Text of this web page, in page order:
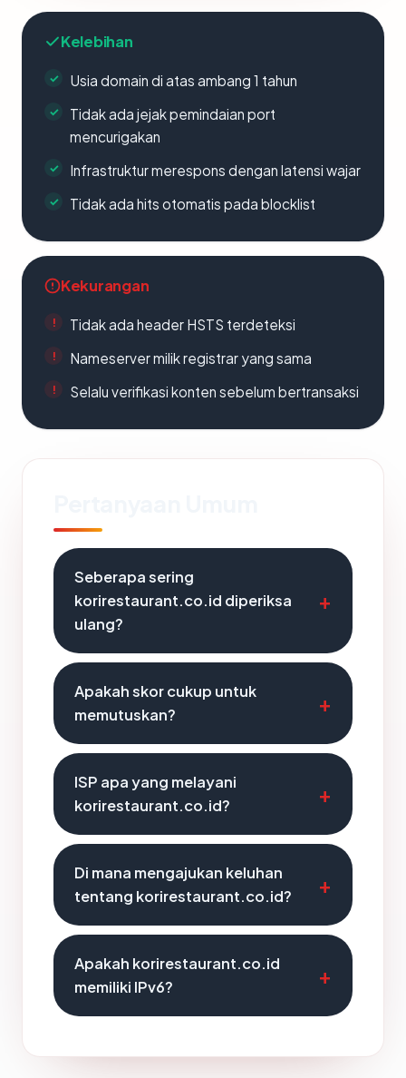
Kelebihan
Usia domain di atas ambang 1 tahun
Tidak ada jejak pemindaian port
mencurigakan
Infrastruktur merespons dengan latensi wajar
Tidak ada hits otomatis pada blocklist
Kekurangan
Tidak ada header HSTS terdeteksi
Nameserver milik registrar yang sama
Selalu verifikasi konten sebelum bertransaksi
Seberapa sering
korirestaurant.co.id diperiksa
ulang?
Apakah skor cukup untuk
memutuskan?
ISP apa yang melayani
korirestaurant.co.id?
Di mana mengajukan keluhan
tentang korirestaurant.co.id?
Apakah korirestaurant.co.id
memiliki IPv6?